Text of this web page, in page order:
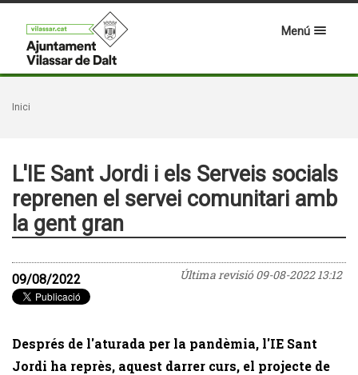
Menú
Inici
L'IE Sant Jordi i els Serveis socials
reprenen el servei comunitari amb
la gent gran
Última revisió09-08-2022 13:12
09/08/2022
Després de l'aturada per la pandèmia, l'IE Sant
Jordi ha reprès, aquest darrer curs, el projecte de